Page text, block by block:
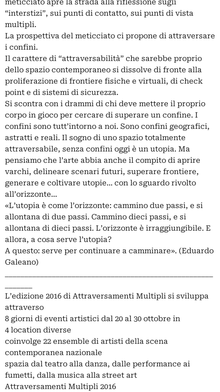
“interstizi”, sui punti di contatto, sui punti di vista
multipli.
La prospettiva del meticciato ci propone di attraversare
i confini.
Il carattere di “attraversabilità” che sarebbe proprio
dello spazio contemporaneo si dissolve di fronte alla
proliferazione di frontiere fisiche e virtuali, di check
point e di sistemi di sicurezza.
Si scontra con i drammi di chi deve mettere il proprio
corpo in gioco per cercare di superare un confine. I
confini sono tutt’intorno a noi. Sono confini geografici,
astratti e reali. Il sogno di uno spazio totalmente
attraversabile, senza confini oggi è un utopia. Ma
pensiamo che l’arte abbia anche il compito di aprire
varchi, delineare scenari futuri, superare frontiere,
generare e coltivare utopie… con lo sguardo rivolto
all’orizzonte…
«L’utopia è come l’orizzonte: cammino due passi, e si
allontana di due passi. Cammino dieci passi, e si
allontana di dieci passi. L’orizzonte è irraggiungibile. E
allora, a cosa serve l’utopia?
A questo: serve per continuare a camminare». (Eduardo
Galeano)
L’edizione 2016 di Attraversamenti Multipli si sviluppa
attraverso
8 giorni di eventi artistici dal 20 al 30 ottobre in
4 location diverse
coinvolge 22 ensemble di artisti della scena
contemporanea nazionale
spazia dal teatro alla danza, dalle performance ai
fumetti, dalla musica alla street art
Attraversamenti Multipli 2016